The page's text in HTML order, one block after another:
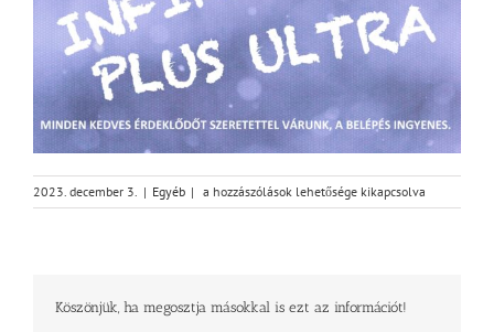
2023. december 3. | Egyéb | Adventi
koncert
a hozzászólások lehetősége kikapcsolva
Köszönjük, ha megosztja másokkal is ezt az információt!